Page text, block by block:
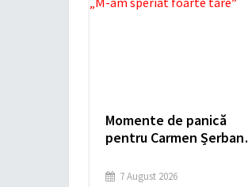
Momente de panică
pentru Carmen Șerban.
în craterul din zona
7 August 2026